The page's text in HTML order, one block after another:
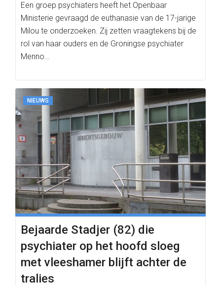
Een groep psychiaters heeft het Openbaar
Ministerie gevraagd de euthanasie van de 17-jarige
Milou te onderzoeken. Zij zetten vraagtekens bij de
rol van haar ouders en de Groningse psychiater
Menno…
NIEUWS
Bejaarde Stadjer (82) die
psychiater op het hoofd sloeg
met vleeshamer blijft achter de
tralies